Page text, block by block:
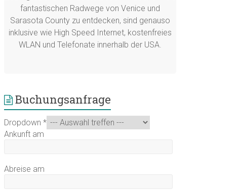
fantastischen Radwege von Venice und
Sarasota County zu entdecken, sind genauso
inklusive wie High Speed Internet, kostenfreies
WLAN und Telefonate innerhalb der USA.
Buchungsanfrage
Dropdown*
Ankunft am
Abreise am